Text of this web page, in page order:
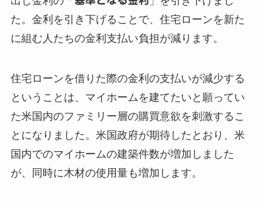
た。金利を引き下げることで、住宅ローンを新た
に組む人たちの金利支払い負担が減ります。
住宅ローンを借りた際の金利の支払いが減少する
ということは、マイホームを建てたいと願ってい
た米国内のファミリー層の購買意欲を刺激するこ
とになりました。米国政府が期待したとおり、米
国内でのマイホームの建築件数が増加しました
が、同時に木材の使用量も増加します。